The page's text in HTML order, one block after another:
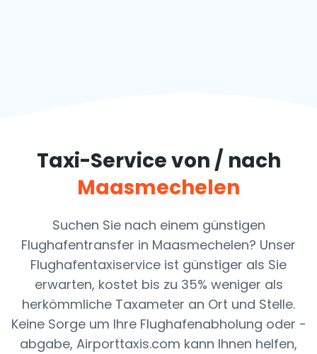
Taxi-Service von / nach
Maasmechelen
Suchen Sie nach einem günstigen
Flughafentransfer in Maasmechelen? Unser
Flughafentaxiservice ist günstiger als Sie
erwarten, kostet bis zu 35% weniger als
herkömmliche Taxameter an Ort und Stelle.
Keine Sorge um Ihre Flughafenabholung oder -
abgabe, Airporttaxis.com kann Ihnen helfen,